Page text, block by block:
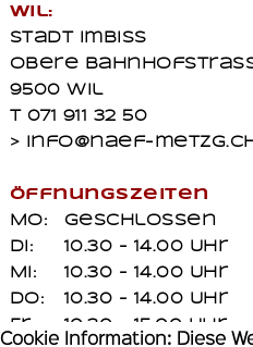
Wil:
Stadt Imbiss
Obere
9500 Wil
T 071 911 32 50
> info@naef-
Öffnungszeiten
Mo:
geschlossen
Di:
10.30 - 14.00 Uhr
Mi:
10.30 - 14.00 Uhr
Do:
10.30 - 14.00 Uhr
Fr:
10.30 - 15.00 Uhr
Cookie Information: Diese